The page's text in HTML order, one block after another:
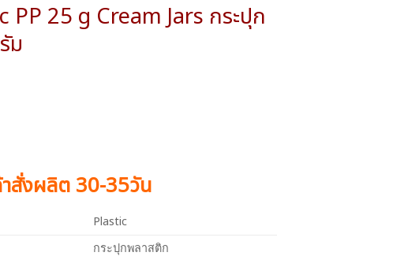
PP 25 g Cream Jars กระปุก
ม
สั่งผลิต 30-35วัน
Plastic
กระปุกพลาสติก